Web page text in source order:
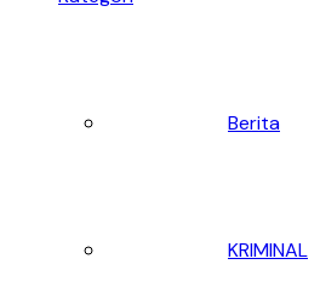
Berita
KRIMINAL